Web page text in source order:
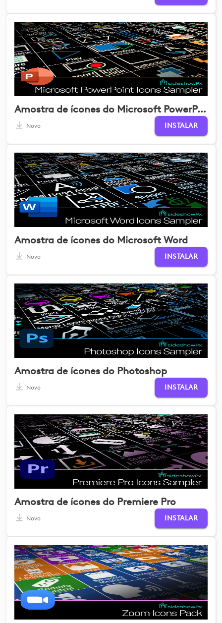
Amostra de ícones do Microsoft PowerPoint
Novo INSTALAR
Amostra de ícones do Microsoft Word
Novo INSTALAR
Amostra de ícones do Photoshop
Novo INSTALAR
Amostra de ícones do Premiere Pro
Novo INSTALAR